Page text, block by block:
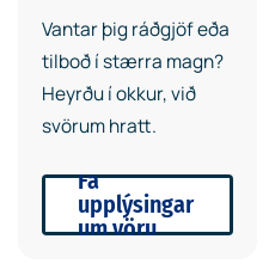
Vantar þig ráðgjöf eða
tilboð í stærra magn?
Heyrðu í okkur, við
svörum hratt.
Fá
upplýsingar
um vöru